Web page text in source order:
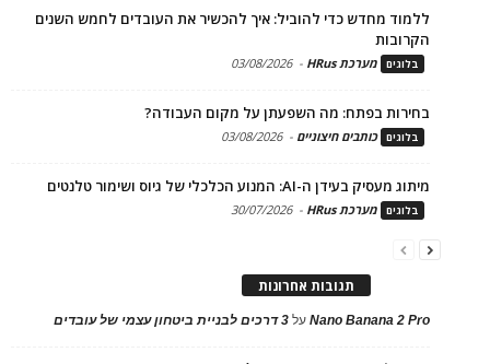
ללמוד מחדש כדי להוביל: איך להכשיר את העובדים לחמש השנים
הקרובות
בלוגים מערכת HRus -
03/08/2026
בחירות בפתח: מה השפעתן על מקום העבודה?
בלוגים כותבים חיצוניים -
03/08/2026
מיתוג מעסיק בעידן ה-AI: המנוע הכלכלי של גיוס ושימור טלנטים
בלוגים מערכת HRus -
30/07/2026
תגובות אחרונות
Nano Banana 2 Proעל 3 דרכים לבניית ביטחון עצמי של עובדים